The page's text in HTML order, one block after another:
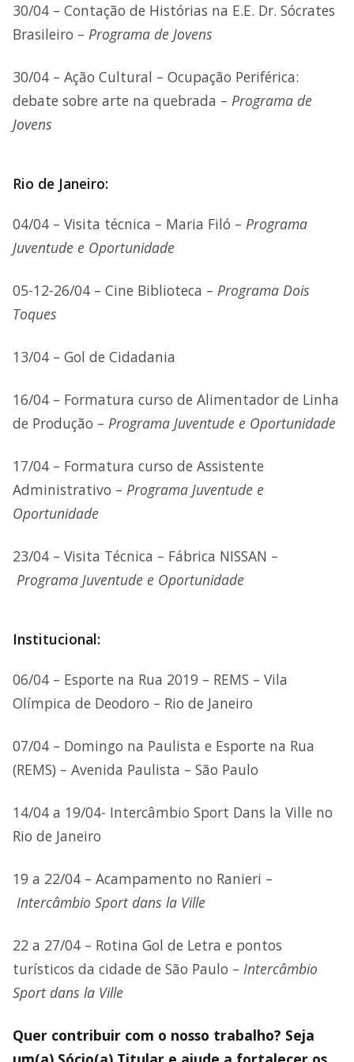
30/04 – Contação de Histórias na E.E. Dr. Sócrates
Brasileiro – Programa de Jovens
30/04 – Ação Cultural – Ocupação Periférica:
debate sobre arte na quebrada – Programa de
Jovens
Rio de Janeiro:
04/04 – Visita técnica – Maria Filó – Programa
Juventude e Oportunidade
05-12-26/04 – Cine Biblioteca – Programa Dois
Toques
13/04 – Gol de Cidadania
16/04 – Formatura curso de Alimentador de Linha
de Produção – Programa Juventude e Oportunidade
17/04 – Formatura curso de Assistente
Administrativo – Programa Juventude e
Oportunidade
23/04 – Visita Técnica – Fábrica NISSAN –
Programa Juventude e Oportunidade
Institucional:
06/04 – Esporte na Rua 2019 – REMS – Vila
Olímpica de Deodoro – Rio de Janeiro
07/04 – Domingo na Paulista e Esporte na Rua
(REMS) – Avenida Paulista – São Paulo
14/04 a 19/04- Intercâmbio Sport Dans la Ville no
Rio de Janeiro
19 a 22/04 – Acampamento no Ranieri –
Intercâmbio Sport dans la Ville
22 a 27/04 – Rotina Gol de Letra e pontos
turísticos da cidade de São Paulo – Intercâmbio
Sport dans la Ville
Quer contribuir com o nosso trabalho? Seja